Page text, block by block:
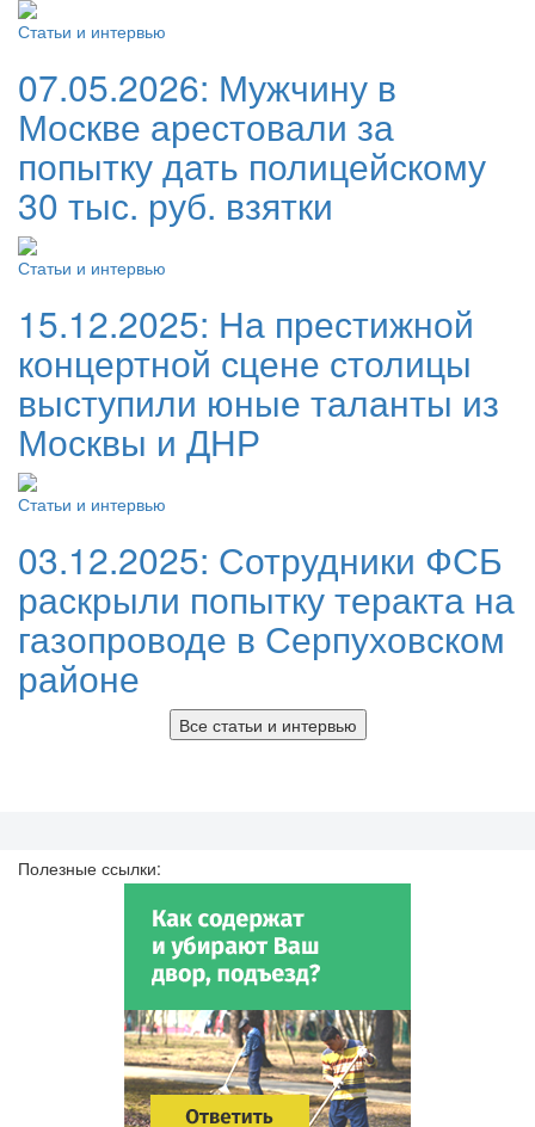
Статьи и интервью
07.05.2026: Мужчину в
Москве арестовали за
попытку дать полицейскому
30 тыс. руб. взятки
Статьи и интервью
15.12.2025: На престижной
концертной сцене столицы
выступили юные таланты из
Москвы и ДНР
Статьи и интервью
03.12.2025: Сотрудники ФСБ
раскрыли попытку теракта на
газопроводе в Серпуховском
районе
Все статьи и интервью
Полезные ссылки: